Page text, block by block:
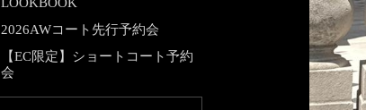
2026AWコート先行予約会
【EC限定】ショートコート予約
会